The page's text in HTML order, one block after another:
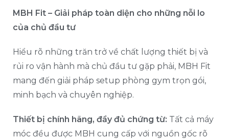
MBH Fit – Giải pháp toàn diện cho những nỗi lo
của chủ đầu tư
Hiểu rõ những trăn trở về chất lượng thiết bị và
rủi ro vận hành mà chủ đầu tư gặp phải, MBH Fit
mang đến giải pháp setup phòng gym trọn gói,
minh bạch và chuyên nghiệp.
Thiết bị chính hãng, đầy đủ chứng từ: Tất cả máy
móc đều được MBH cung cấp với nguồn gốc rõ